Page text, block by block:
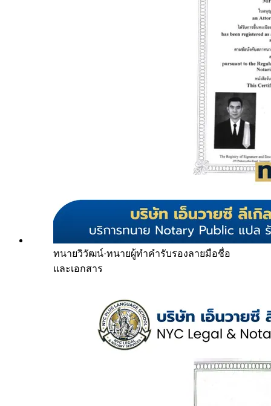
ทนายวิวัฒน์·ทนายผู้ทำคำรับรองลายมือชื่อ
และเอกสาร